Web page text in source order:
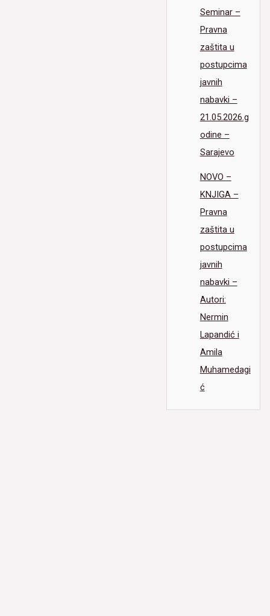
Seminar –
Pravna
zaštita u
postupcima
javnih
nabavki –
21.05.2026.g
odine –
Sarajevo
NOVO –
KNJIGA –
Pravna
zaštita u
postupcima
javnih
nabavki –
Autori:
Nermin
Lapandić i
Amila
Muhamedagi
ć